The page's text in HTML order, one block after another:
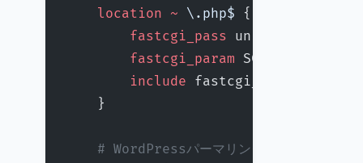
    location
~ \.php$ {
        fastcgi_pass
unix:/run/php/
        fastcgi_param
        include
fastcgi_params;
    }
    # WordPressパーマリンク対応